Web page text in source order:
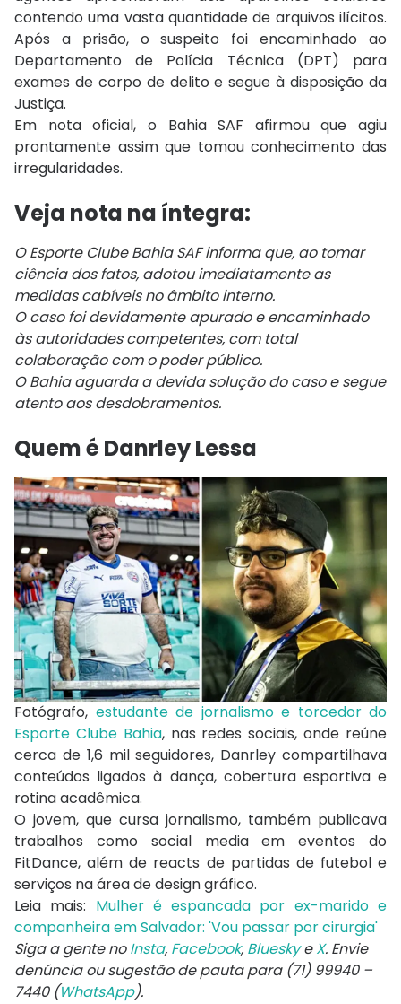
contendo uma vasta quantidade de arquivos ilícitos.
Após a prisão, o suspeito foi encaminhado ao
Departamento de Polícia Técnica (DPT) para
exames de corpo de delito e segue à disposição da
Justiça.
Em nota oficial, o Bahia SAF afirmou que agiu
prontamente assim que tomou conhecimento das
irregularidades.
Veja nota na íntegra:
O Esporte Clube Bahia SAF informa que, ao tomar
ciência dos fatos, adotou imediatamente as
medidas cabíveis no âmbito interno.
O caso foi devidamente apurado e encaminhado
às autoridades competentes, com total
colaboração com o poder público.
O Bahia aguarda a devida solução do caso e segue
atento aos desdobramentos.
Quem é Danrley Lessa
Fotógrafo, estudante de jornalismo e torcedor do
Esporte Clube Bahia, nas redes sociais, onde reúne
cerca de 1,6 mil seguidores, Danrley compartilhava
conteúdos ligados à dança, cobertura esportiva e
rotina acadêmica.
O jovem, que cursa jornalismo, também publicava
trabalhos como social media em eventos do
FitDance, além de reacts de partidas de futebol e
serviços na área de design gráfico.
Leia mais: Mulher é espancada por ex-marido e
companheira em Salvador: 'Vou passar por cirurgia'
Siga a gente noInsta, Facebook, BlueskyeX. Envie
denúncia ou sugestão de pauta para (71) 99940 –
7440 (WhatsApp).